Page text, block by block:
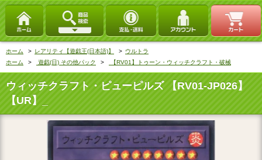
ホーム > レアリティ【遊戯王(日本語)】 > ウルトラ
ホーム
> 遊戯(日) その他パック > 【RV01】トゥーン・ウィッチクラフト・破械
ウィッチクラフト・ピューピルズ 【RV01-JP026】
【UR】_